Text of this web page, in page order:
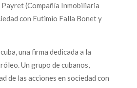
(Compañía Inmobiliaria
con Eutimio Falla Bonet y
una firma dedicada a la
Un grupo de cubanos,
de las acciones en sociedad con